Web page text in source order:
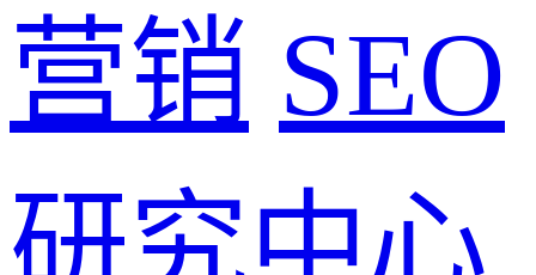
营销 SEO
研究中心